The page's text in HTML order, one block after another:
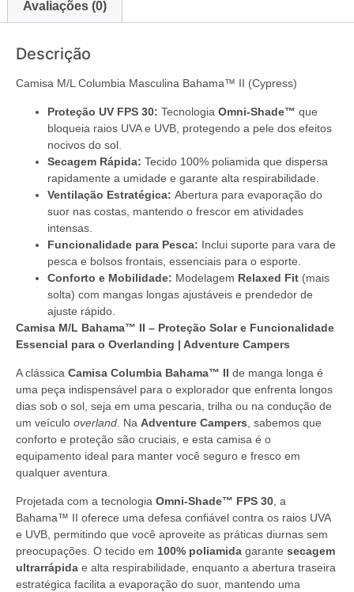
Avaliações (0)
Descrição
Camisa M/L Columbia Masculina Bahama™ II (Cypress)
Proteção UV FPS 30: Tecnologia Omni-Shade™ que
bloqueia raios UVA e UVB, protegendo a pele dos efeitos
nocivos do sol.
Secagem Rápida: Tecido 100% poliamida que dispersa
rapidamente a umidade e garante alta respirabilidade.
Ventilação Estratégica: Abertura para evaporação do
suor nas costas, mantendo o frescor em atividades
intensas.
Funcionalidade para Pesca: Inclui suporte para vara de
pesca e bolsos frontais, essenciais para o esporte.
Conforto e Mobilidade: Modelagem Relaxed Fit (mais
solta) com mangas longas ajustáveis e prendedor de
ajuste rápido.
Camisa M/L Bahama™ II – Proteção Solar e Funcionalidade
Essencial para o Overlanding | Adventure Campers
A clássica Camisa Columbia Bahama™ II de manga longa é
uma peça indispensável para o explorador que enfrenta longos
dias sob o sol, seja em uma pescaria, trilha ou na condução de
um veículo overland. Na Adventure Campers, sabemos que
conforto e proteção são cruciais, e esta camisa é o
equipamento ideal para manter você seguro e fresco em
qualquer aventura.
Projetada com a tecnologia Omni-Shade™ FPS 30, a
Bahama™ II oferece uma defesa confiável contra os raios UVA
e UVB, permitindo que você aproveite as práticas diurnas sem
preocupações. O tecido em 100% poliamida garante secagem
ultrarrápida e alta respirabilidade, enquanto a abertura traseira
estratégica facilita a evaporação do suor, mantendo uma